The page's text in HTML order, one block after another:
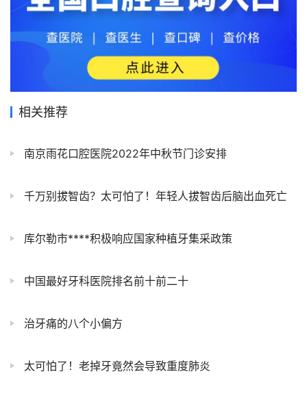
相关推荐
南京雨花口腔医院2022年中秋节门诊安排
千万别拔智齿？太可怕了！年轻人拔智齿后脑出血死亡
库尔勒市****积极响应国家种植牙集采政策
中国最好牙科医院排名前十前二十
治牙痛的八个小偏方
太可怕了！老掉牙竟然会导致重度肺炎